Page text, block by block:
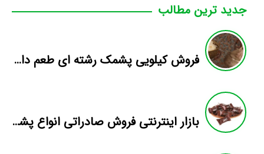
جدید ترین مطالب
فروش کیلویی پشمک رشته ای طعم دار میوه
بازار اینترنتی فروش صادراتی انواع پشمک الیافی/شکلاتی